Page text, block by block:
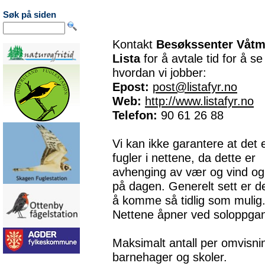
Søk på siden
Kontakt Besøkssenter
Listafor å avtale tid for å se
hvordan vi jobber:
Epost: post@listafyr.no
Web: http://www.listafyr.no
Telefon: 90 61 26 88
Vi kan ikke garantere at det
fugler i nettene, da dette er
avhenging av vær og vind
på dagen. Generelt sett er
å komme så tidlig som mulig.
Nettene åpner ved
Maksimalt antall per
barnehager og skoler.